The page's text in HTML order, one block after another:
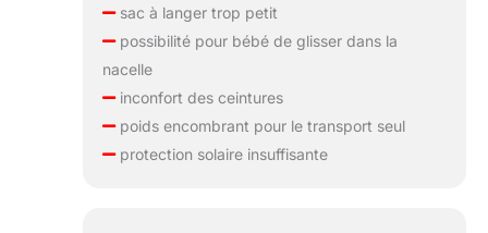
sac à langer trop petit
possibilité pour bébé de glisser dans la
nacelle
inconfort des ceintures
poids encombrant pour le transport seul
protection solaire insuffisante